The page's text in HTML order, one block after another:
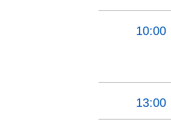
10:00
13:00